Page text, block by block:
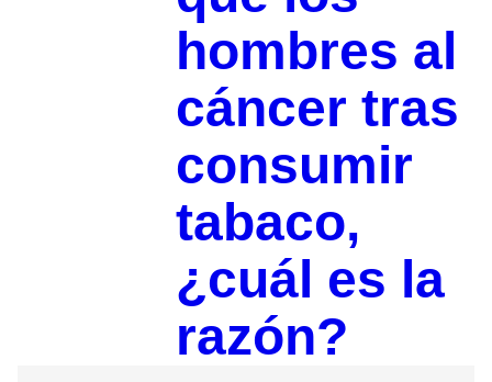
hombres al
cáncer tras
consumir
tabaco,
¿cuál es la
razón?